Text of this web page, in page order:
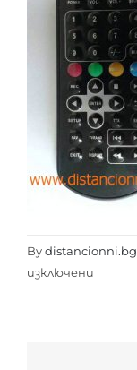
Bydistancionni.bg
изключени